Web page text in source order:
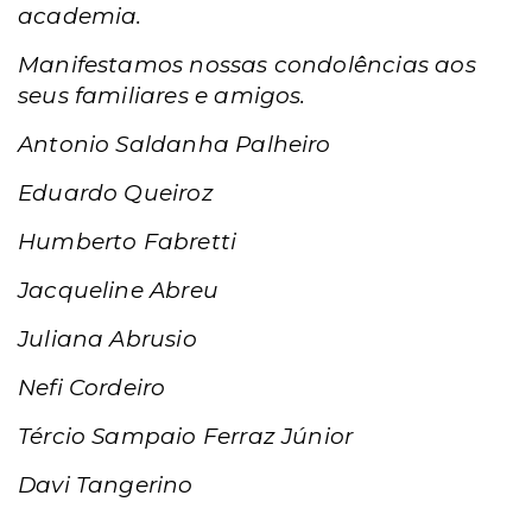
academia.
Manifestamos nossas condolências aos
seus familiares e amigos.
Antonio Saldanha Palheiro
Eduardo Queiroz
Humberto Fabretti
Jacqueline Abreu
Juliana Abrusio
Nefi Cordeiro
Tércio Sampaio Ferraz Júnior
Davi Tangerino